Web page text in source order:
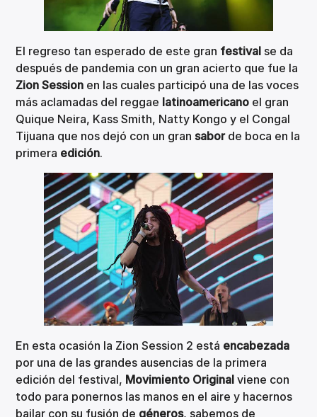
El regreso tan esperado de este gran festival se da
después de pandemia con un gran acierto que fue la
Zion Session en las cuales participó una de las voces
más aclamadas del reggae latinoamericano el gran
Quique Neira, Kass Smith, Natty Kongo y el Congal
Tijuana que nos dejó con un gransaborde boca en la
primera edición.
En esta ocasión la Zion Session 2 está encabezada
por una de las grandes ausencias de la primera
edición del festival, Movimiento Original viene con
todo para ponernos las manos en el aire y hacernos
bailar con su fusión de géneros, sabemos de